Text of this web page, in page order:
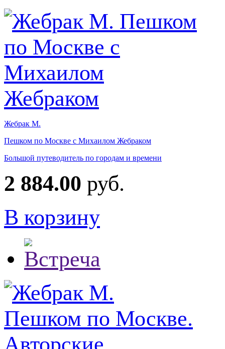
Жебрак М.
Пешком по Москве с Михаилом Жебраком
Большой путеводитель по городам и времени
2 884.00 руб.
В корзину